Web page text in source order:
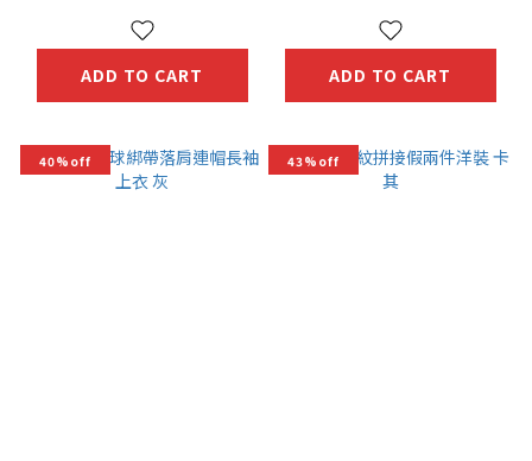
ADD TO CART ADD TO CART
40%off 43%off